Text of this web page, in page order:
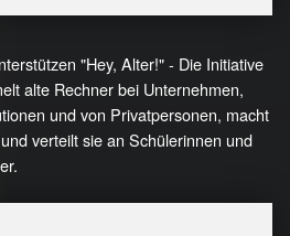
"Hey, Alter!" - Die Initiative
alte Rechner bei Unternehmen,
und von Privatpersonen, macht
verteilt sie an Schülerinnen und